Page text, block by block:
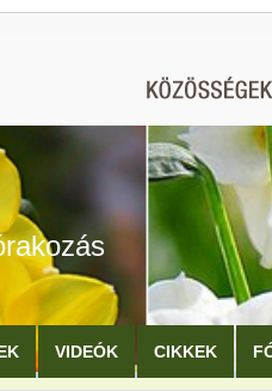
VIDEÓK CIKKEK